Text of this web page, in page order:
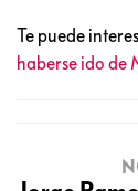
Te puede
haberse ido de